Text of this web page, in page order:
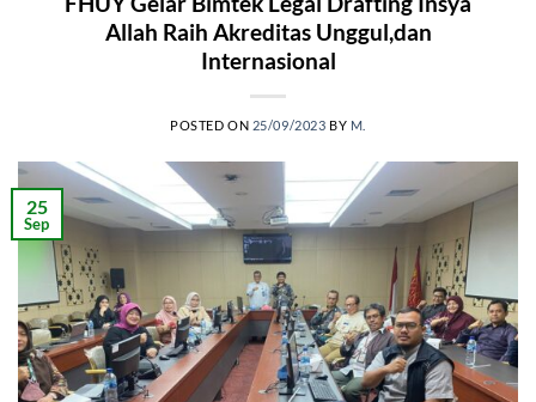
Allah Raih Akreditas Unggul,dan
Internasional
POSTED ON 25/09/2023 BY M.
25
Sep